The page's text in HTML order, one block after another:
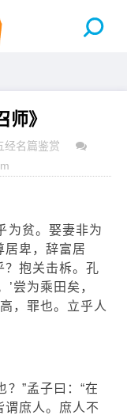
师》
经名篇鉴赏
为贫。娶妻非为
居卑，辞富居
？抱关击柝。孔
尝为乘田矣，
，罪也。立乎人
？”孟子曰：“在
谓庶人。庶人不